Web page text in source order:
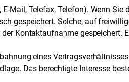
Mail, Telefax, Telefon). Wenn Sie
gespeichert. Solche, auf
Kontaktaufnahme gespeichert.
eines
Das berechtigte Interesse